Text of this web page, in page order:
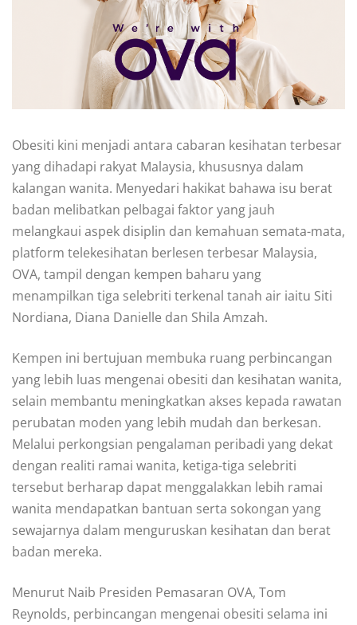
Obesiti kini menjadi antara cabaran kesihatan terbesar
yang dihadapi rakyat Malaysia, khususnya dalam
kalangan wanita. Menyedari hakikat bahawa isu berat
badan melibatkan pelbagai faktor yang jauh
melangkaui aspek disiplin dan kemahuan semata-mata,
platform telekesihatan berlesen terbesar Malaysia,
OVA, tampil dengan kempen baharu yang
menampilkan tiga selebriti terkenal tanah air iaitu Siti
Nordiana, Diana Danielle dan Shila Amzah.
Kempen ini bertujuan membuka ruang perbincangan
yang lebih luas mengenai obesiti dan kesihatan wanita,
selain membantu meningkatkan akses kepada rawatan
perubatan moden yang lebih mudah dan berkesan.
Melalui perkongsian pengalaman peribadi yang dekat
dengan realiti ramai wanita, ketiga-tiga selebriti
tersebut berharap dapat menggalakkan lebih ramai
wanita mendapatkan bantuan serta sokongan yang
sewajarnya dalam menguruskan kesihatan dan berat
badan mereka.
Menurut Naib Presiden Pemasaran OVA, Tom
Reynolds, perbincangan mengenai obesiti selama ini